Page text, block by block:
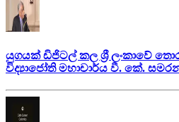
යුගයක් ඩිජිටල් කල ශ්‍රී ලංකාවේ
විද්‍යාජෝති මහාචාර්ය වී. කේ.